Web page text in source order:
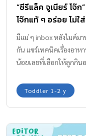
“ซีรีแล็ค จูเนียร์ โ
โจ๊กแท้ ๆ อร่อย ไม่ใ
มีแม่ ๆ inbox หลังไมค์ม
กัน แชร์เทคนิคเรื่องอาห
น้อยเลยที่เลือกให้ลูกกิน
Toddler 1-2 y